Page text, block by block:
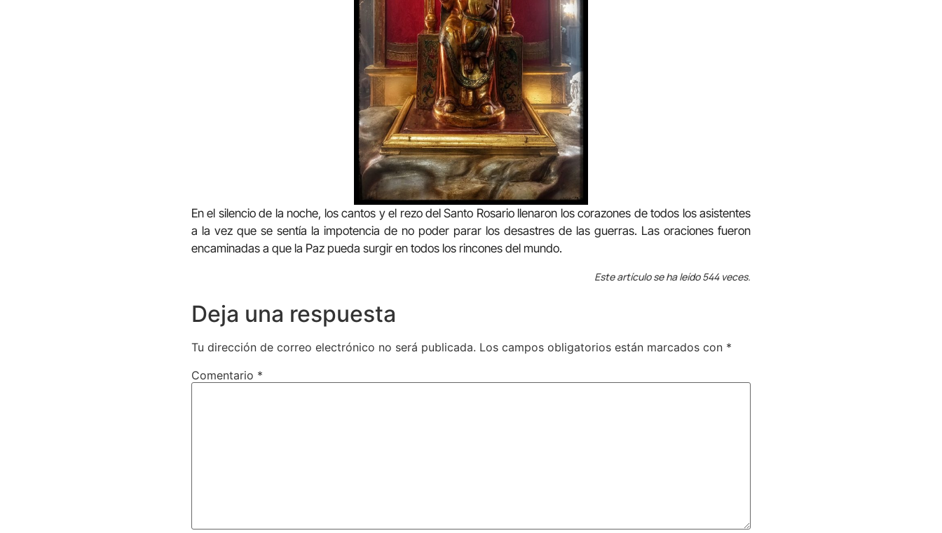
En el silencio de la noche, los cantos y el rezo del Santo Rosario llenaron los corazones de todos los asistentes
a la vez que se sentía la impotencia de no poder parar los desastres de las guerras. Las oraciones fueron
encaminadas a que la Paz pueda surgir en todos los rincones del mundo.
Este artículo se ha leído 544 veces.
Deja una respuesta
Tu dirección de correo electrónico no será publicada. Los campos obligatorios están marcados con *
Comentario *